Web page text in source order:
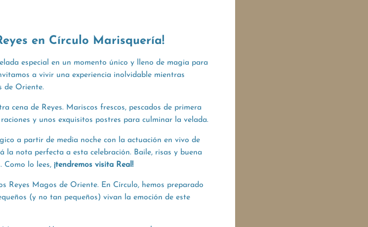
en Círculo Marisquería!
especial en un momento único y lleno de magia para
a vivir una experiencia inolvidable mientras
de Oriente.
cena de Reyes. Mariscos frescos, pescados de primera
y unos exquisitos postres para culminar la velada.
a partir de media noche con la actuación en vivo de
la nota perfecta a esta celebración. Baile, risas y buena
Como lo lees,¡tendremos visita Real!
Reyes Magos de Oriente. En Círculo, hemos preparado
(y no tan pequeños) vivan la emoción de este